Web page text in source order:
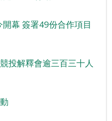
幕 簽署49份合作項目
投解釋會逾三百三十人